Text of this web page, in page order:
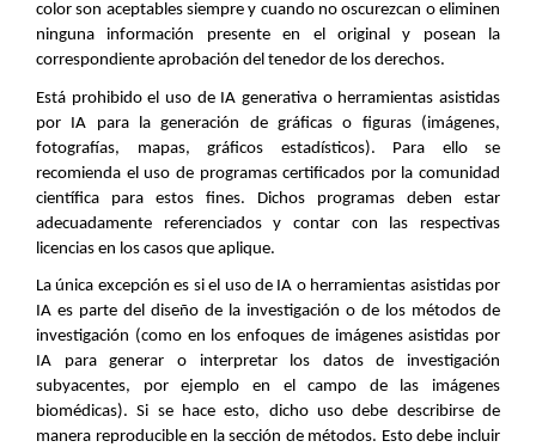
color son aceptables siempre y cuando no oscurezcan o eliminen
ninguna información presente en el original y posean la
correspondiente aprobación del tenedor de los derechos.
Está prohibido el uso de IA generativa o herramientas asistidas
por IA para la generación de gráficas o figuras (imágenes,
fotografías, mapas, gráficos estadísticos). Para ello se
recomienda el uso de programas certificados por la comunidad
científica para estos fines. Dichos programas deben estar
adecuadamente referenciados y contar con las respectivas
licencias en los casos que aplique.
La única excepción es si el uso de IA o herramientas asistidas por
IA es parte del diseño de la investigación o de los métodos de
investigación (como en los enfoques de imágenes asistidas por
IA para generar o interpretar los datos de investigación
subyacentes, por ejemplo en el campo de las imágenes
biomédicas). Si se hace esto, dicho uso debe describirse de
manera reproducible en la sección de métodos. Esto debe incluir